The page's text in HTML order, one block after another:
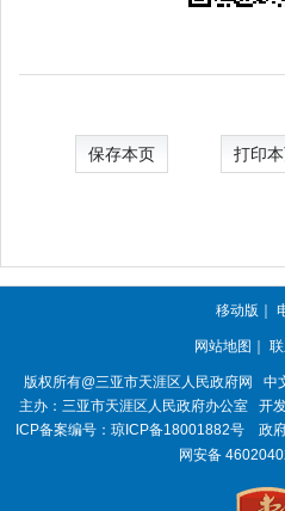
保存本页 打印
移动版
网站地图
版权所有@三亚市天涯区人民政府网 中
主办：三亚市天涯区人民政府办公室
开
ICP备案编号： 琼ICP备18001882号 政
网安备